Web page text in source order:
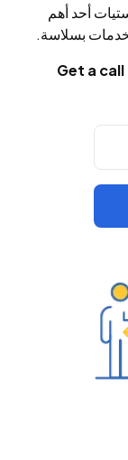
شكرًا خاصًا
والمهنية. لأي
النهائي
لا مثيل لها وخبرة
بها بشدة!
إذا كنت تبحث عن
أحد أهم
بسلاسة.
Get a